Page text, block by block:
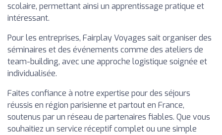
scolaire, permettant ainsi un apprentissage pratique et
intéressant.
Pour les entreprises, Fairplay Voyages sait organiser des
séminaires et des événements comme des ateliers de
team-building, avec une approche logistique soignée et
individualisée.
Faites confiance à notre expertise pour des séjours
réussis en région parisienne et partout en France,
soutenus par un réseau de partenaires fiables. Que vous
souhaitiez un service réceptif complet ou une simple